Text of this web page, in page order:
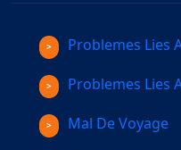
Problemes Lies
Problemes Lies
Mal De Voyage